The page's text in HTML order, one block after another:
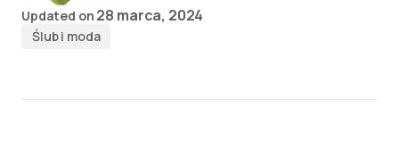
Updated on 28 marca, 2024
Ślub i moda